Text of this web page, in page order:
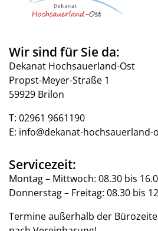
Wir sind für Sie da:
Dekanat Hochsauerland-Ost
Propst-Meyer-Straße 1
59929 Brilon
T: 02961 9661190
E: info@dekanat-hochsauerland-
Servicezeit:
Montag – Mittwoch: 08.30 bis
Donnerstag – Freitag: 08.30 bis
Termine außerhalb der